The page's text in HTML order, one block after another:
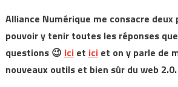
Alliance Numérique me consacre deux
pouvoir y tenir toutes les réponses
questions 😉 Iciet ici et on y parle de
nouveaux outils et bien sûr du web 2.0.